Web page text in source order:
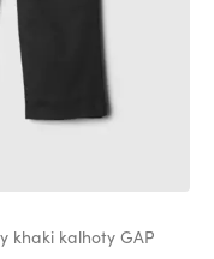
khaki kalhoty GAP